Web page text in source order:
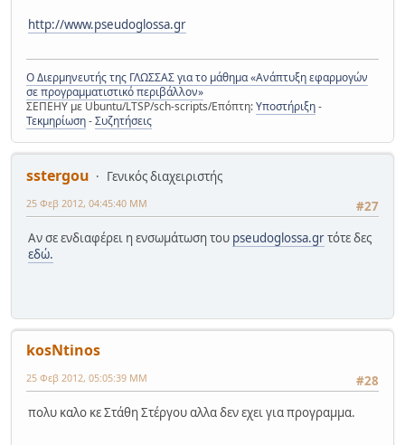
http://www.pseudoglossa.gr
Ο Διερμηνευτής της ΓΛΩΣΣΑΣ για το μάθημα «Ανάπτυξη εφαρμογών
σε προγραμματιστικό περιβάλλον»
ΣΕΠΕΗΥ με Ubuntu/LTSP/sch-scripts/Επόπτη:Υποστήριξη-
Τεκμηρίωση-Συζητήσεις
sstergou
Γενικός διαχειριστής
#27
25 Φεβ 2012, 04:45:40 ΜΜ
Αν σε ενδιαφέρει η ενσωμάτωση του pseudoglossa.grτότε δες
εδώ.
kosNtinos
#28
25 Φεβ 2012, 05:05:39 ΜΜ
πολυ καλο κε Στάθη Στέργου αλλα δεν εχει για προγραμμα.